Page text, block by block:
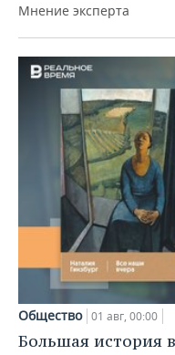
Мнение эксперта
Общество 01 авг, 00:00
Большая история